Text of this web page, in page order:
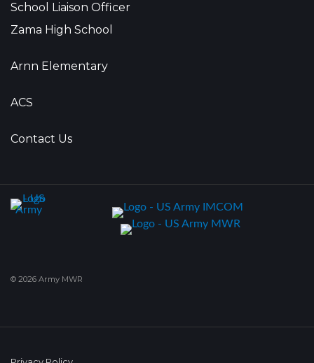
School Liaison Officer
Zama High School
Arnn Elementary
ACS
Contact Us
© 2026 Army MWR